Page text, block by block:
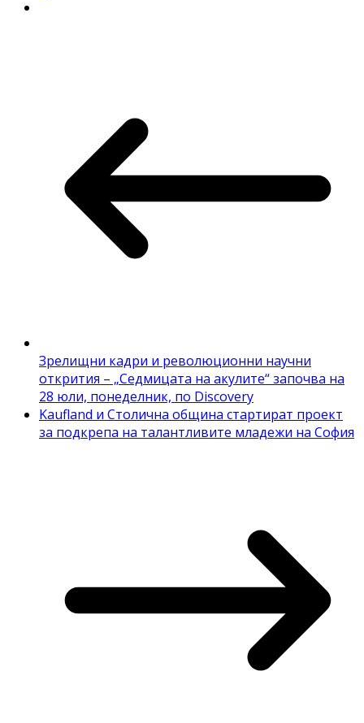
Зрелищни кадри и революционни научни
открития – „Седмицата на акулите“ започва на
28 юли, понеделник, по Discovery
Kaufland и Столична община стартират проект
за подкрепа на талантливите младежи на София